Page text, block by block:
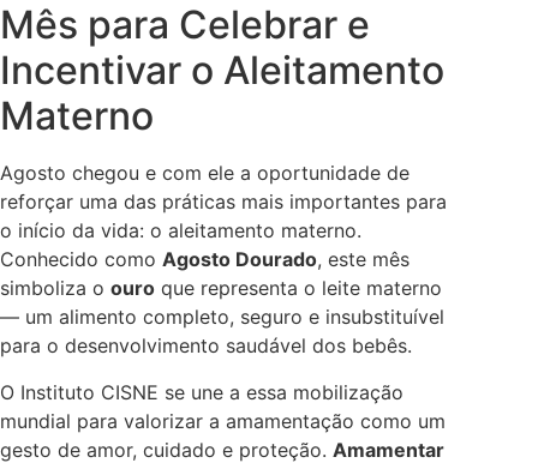
Mês para Celebrar e
Incentivar o Aleitamento
Materno
Agosto chegou e com ele a oportunidade de
reforçar uma das práticas mais importantes para
o início da vida: o aleitamento materno.
Conhecido como Agosto Dourado, este mês
simboliza o ouro que representa o leite materno
— um alimento completo, seguro e insubstituível
para o desenvolvimento saudável dos bebês.
O Instituto CISNE se une a essa mobilização
mundial para valorizar a amamentação como um
gesto de amor, cuidado e proteção. Amamentar